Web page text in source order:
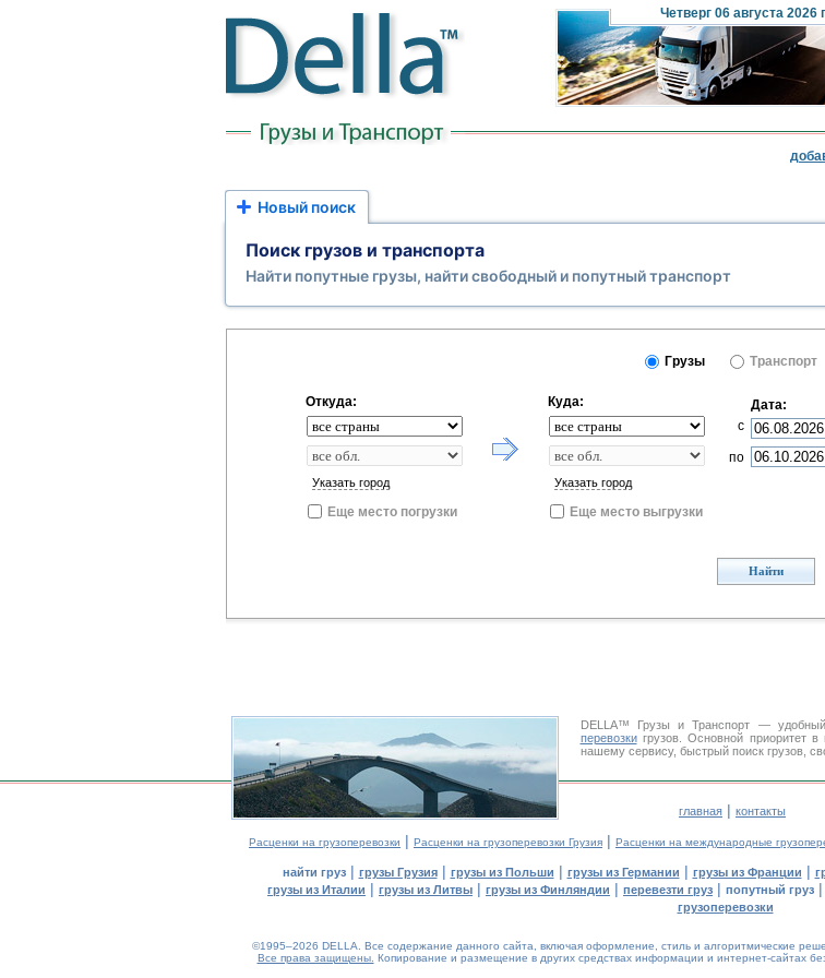
Четверг 06 августа 2026
Новый поиск
Поиск грузов и транспорта
Найти попутные грузы, найти свободный и попутный транспорт
Грузы Транспорт
Откуда:
Указать город
Еще место погрузки
Куда:
Указать город
Еще место выгрузки
Дата:
с
по
Найти
DELLA™ Грузы и Транспорт —
перевозкигрузов. Основной приоритет
нашему сервису, быстрый поиск грузов,
главная | контакты
Расценки на грузоперевозки | Расценки на грузоперевозки Грузия | Расценки на международные
найти груз| грузы Грузия| грузы из Польши | грузы из Германии | грузы из Франции |
грузы из Италии | грузы из Литвы | грузы из Финляндии | перевезти груз | попутный груз |
грузоперевозки
©1995–2026 DELLA. Все содержание данного сайта, включая оформление, стиль и алгоритмические
Все права защищены. Копирование и размещение в других средствах информации и интернет-сайтах